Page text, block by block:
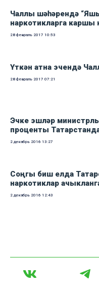
Чаллы шәһәрендә
наркотикларга
28 февраль 2017 10:53
Үткән атна эчендә
28 февраль 2017 07:21
Эчке эшләр
проценты
2 декабрь 2016 13:27
Соңгы биш елда
наркотиклар
2 декабрь 2016 12:43